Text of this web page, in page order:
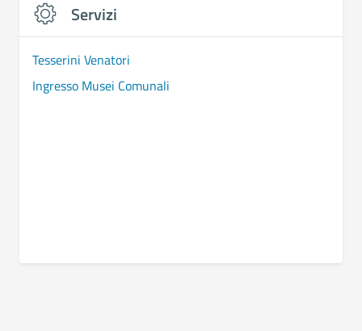
Servizi
Tesserini Venatori
Ingresso Musei Comunali